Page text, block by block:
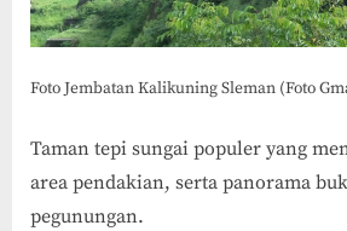
Foto Jembatan Kalikuning Sleman (Foto
Taman tepi sungai populer yang
area pendakian, serta panorama
pegunungan.